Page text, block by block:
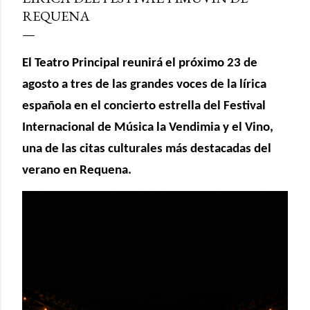
REQUENA
El Teatro Principal reunirá el próximo 23 de
agosto a tres de las grandes voces de la lírica
española en el concierto estrella del Festival
Internacional de Música la Vendimia y el Vino,
una de las citas culturales más destacadas del
verano en Requena.